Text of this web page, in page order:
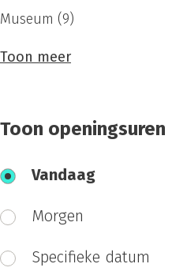
Museum (9)
Toon meer
Toon openingsuren
Vandaag
Morgen
Specifieke datum